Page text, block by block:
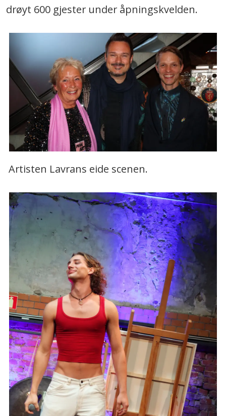
drøyt 600 gjester under åpningskvelden.
Artisten Lavrans eide scenen.